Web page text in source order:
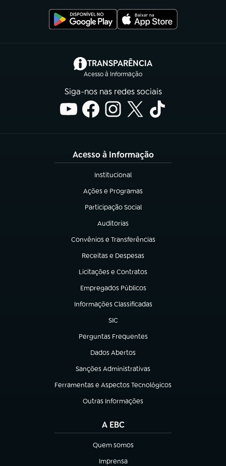
TRANSPARÊNCIA
Acesso à Informação
(abre em nova aba)
Siga-nos nas redes sociais
Acesso à Informação
Institucional
(abre em nova aba)
Ações e Programas
(abre em nova aba)
Participação Social
(abre em nova aba)
Auditorias
(abre em nova aba)
Convênios e Transferências
(abre em nova aba)
Receitas e Despesas
(abre em nova aba)
Licitações e Contratos
(abre em nova aba)
Empregados Públicos
(abre em nova aba)
Informações Classificadas
(abre em nova aba)
SIC
(abre em nova aba)
Perguntas Frequentes
(abre em nova aba)
Dados Abertos
(abre em nova aba)
Sanções Administrativas
(abre em nova aba)
Ferramentas e Aspectos Tecnológicos
(abre em nova aba)
Outras Informações
(abre em nova aba)
A EBC
Quem somos
(abre em nova aba)
Imprensa